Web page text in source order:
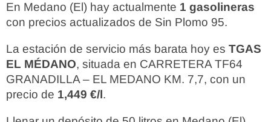
En Medano (El) hay actualmente 1 gasolineras
con precios actualizados de Sin Plomo 95.
La estación de servicio más barata hoy es TGAS
EL MÉDANO, situada en CARRETERA TF64
GRANADILLA – EL MEDANO KM. 7,7, con un
precio de 1,449 €/l.